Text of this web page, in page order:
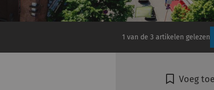
1 van de 3 artikelen gelezen
Voeg